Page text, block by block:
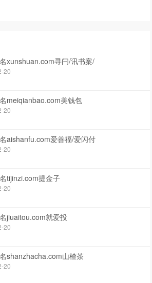
xunshuan.com寻闩/讯书案/
20
meiqianbao.com美钱包
20
aishanfu.com爱善福/爱闪付
20
tijinzi.com提金子
20
jiuaitou.com就爱投
20
shanzhacha.com山楂茶
20